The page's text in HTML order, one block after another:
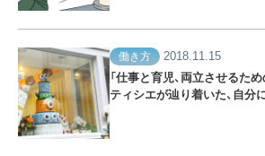
働き方
2018.11.15
「仕事と育児、両立させるた
ティシエが辿り着いた、自分